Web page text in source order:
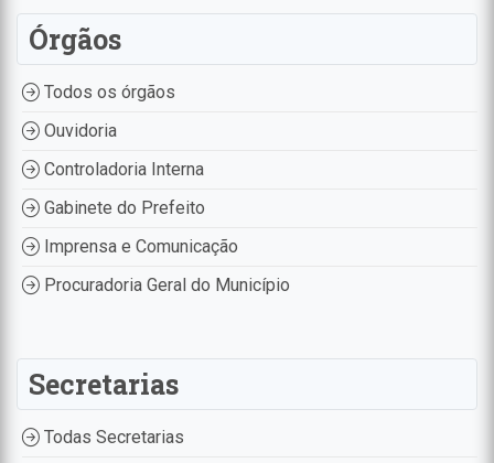
Órgãos
Todos os órgãos
Ouvidoria
Controladoria Interna
Gabinete do Prefeito
Imprensa e Comunicação
Procuradoria Geral do Município
Secretarias
Todas Secretarias